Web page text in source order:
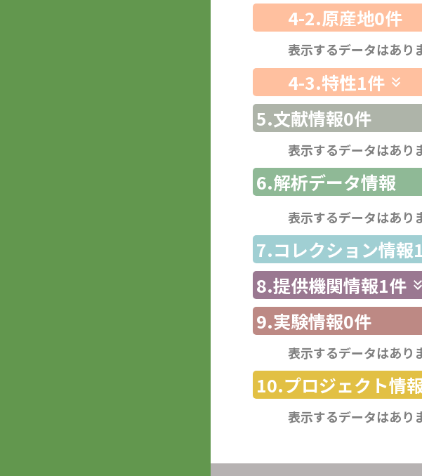
4-2.原産地0件
表示するデータはあり
4-3.特性1件
5.文献情報0件
表示するデータはあり
6.解析データ情報
表示するデータはあり
7.コレクション情報
8.提供機関情報1件
9.実験情報0件
表示するデータはあり
10.プロジェクト情
表示するデータはあり